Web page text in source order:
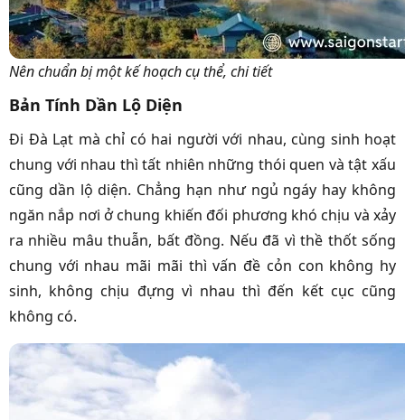
Nên chuẩn bị một kế hoạch cụ thể, chi tiết
Bản Tính Dần Lộ Diện
Đi Đà Lạt mà chỉ có hai người với nhau, cùng sinh hoạt
chung với nhau thì tất nhiên những thói quen và tật xấu
cũng dần lộ diện. Chẳng hạn như ngủ ngáy hay không
ngăn nắp nơi ở chung khiến đối phương khó chịu và xảy
ra nhiều mâu thuẫn, bất đồng. Nếu đã vì thề thốt sống
chung với nhau mãi mãi thì vấn đề cỏn con không hy
sinh, không chịu đựng vì nhau thì đến kết cục cũng
không có.